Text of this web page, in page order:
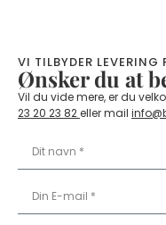
VI TILBYDER
Ønsker du at
Vil du vide mere, er du
23 20 23 82eller mail